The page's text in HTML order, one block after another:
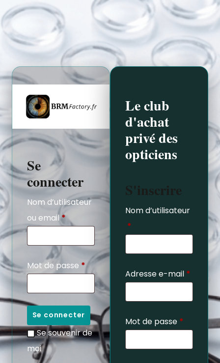
Se
connecter
Nom d’utilisateur
ou email*
Mot de passe *
Se connecter
Se souvenir de
moi
Le club
d'achat
privé des
opticiens
S'inscrire
Nom d’utilisateur
*
Adresse e-mail *
Mot de passe *